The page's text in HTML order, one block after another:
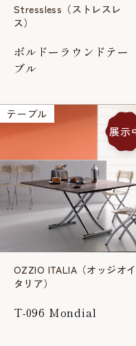
Stressless（ストレスレ
ス）
ボルドーラウンドテー
ブル
テーブル
展示
OZZIO ITALIA（オッジオイ
タリア）
T-096 Mondial